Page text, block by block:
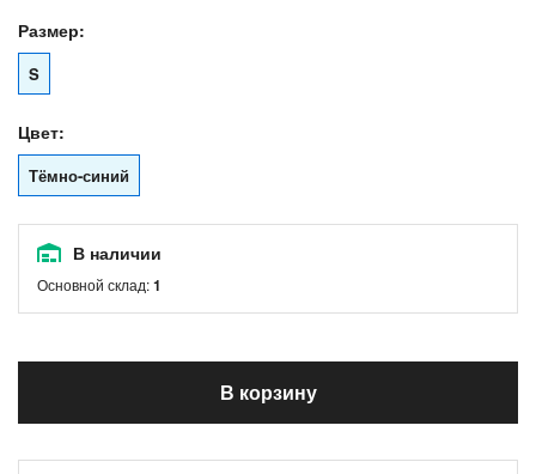
Размер:
S
Цвет:
Тёмно-синий
В наличии
Основной склад:1
В корзину